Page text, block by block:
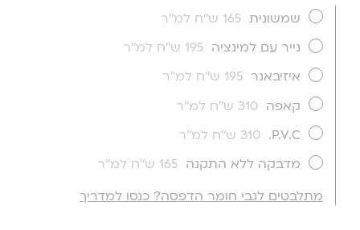
שמשונית 165 ש''ח למ''ר
נייר עם למינציה 195 ש''ח למ''ר
איזיבאנר 195 ש''ח למ''ר
קאפה 310 ש''ח למ''ר
P.V.C.
310 ש''ח למ''ר
מדבקה ללא התקנה 165 ש''ח למ''ר
מתלבטים לגבי חומר הדפסה? כנסו למדריך